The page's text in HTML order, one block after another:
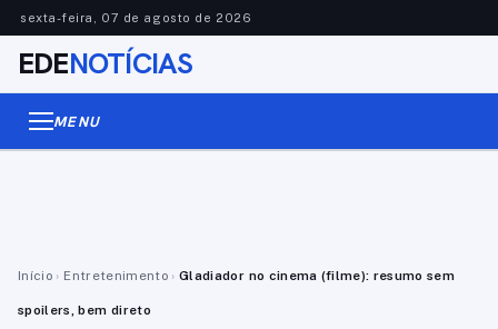
sexta-feira, 07 de agosto de 2026
EDENOTÍCIAS
MENU
Início › Entretenimento › Gladiador no cinema (filme): resumo sem
spoilers, bem direto